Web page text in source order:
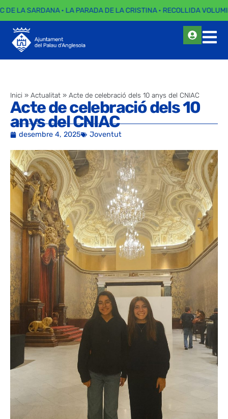
DE LA SARDANA · LA PARADA DE LA CRISTINA · RECOLLIDA
Inici » Actualitat » Acte de celebració dels 10 anys del CNIAC
Acte de celebració dels 10
anys del CNIAC
desembre 4, 2025 Joventut